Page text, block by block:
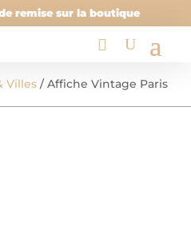
de remise sur la boutique
Villes / Affiche Vintage Paris